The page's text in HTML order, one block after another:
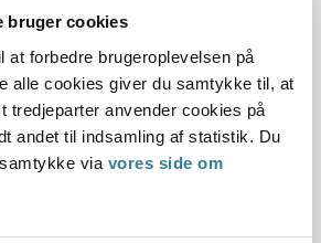
bruger cookies
at forbedre brugeroplevelsen på
alle cookies giver du samtykke til, at
tredjeparter anvender cookies på
andet til indsamling af statistik. Du
via vores side om
af seniorpensionistens sag
om, at seniorpensionisten opfylder
af førtidspension, også et krav,
har givet samtykke til, at den
reglerne om seniorpension,
seniorpension, således at personen